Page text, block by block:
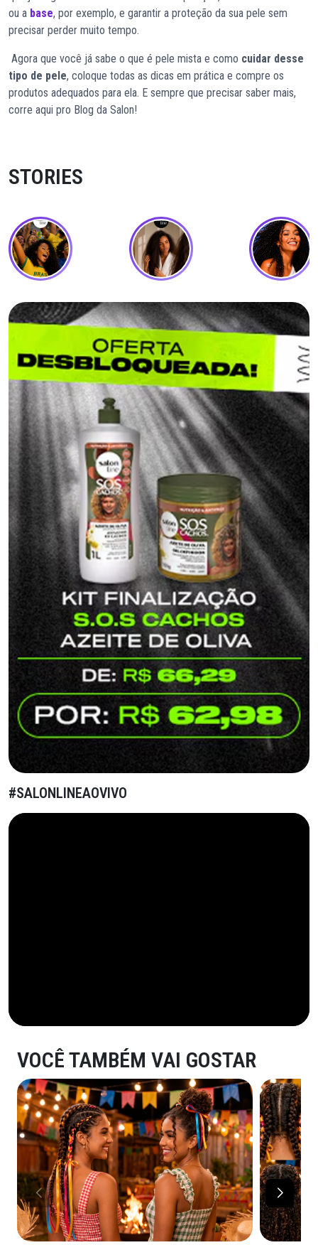
ou a base, por exemplo, e garantir a proteção da sua pele sem
precisar perder muito tempo.
Agora que você já sabe o que é pele mista e como cuidar desse
tipo de pele, coloque todas as dicas em prática e compre os
produtos adequados para ela. E sempre que precisar saber mais,
corre aqui pro Blog da Salon!
STORIES
#SALONLINEAOVIVO
VOCÊ TAMBÉM VAI GOSTAR